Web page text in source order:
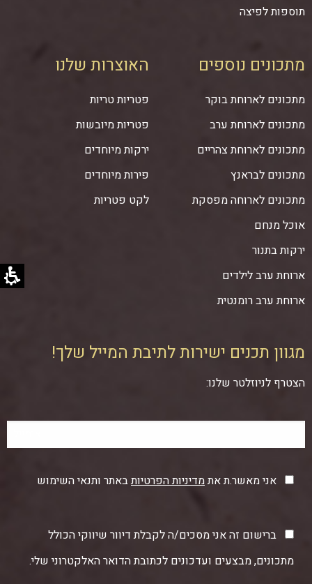
תוספות לפיצה
מתכונים נוספים
מתכונים לארוחת בוקר
מתכונים לארוחת ערב
מתכונים לארוחת צהריים
מתכונים לבראנץ
מתכונים לארוחה מפסקת
אוכל מנחם
ירקות בתנור
ארוחת ערב לילדים
ארוחת ערב רומנטית
האוצרות שלנו
פטריות טריות
פטריות מיובשות
ירקות מיוחדים
פירות מיוחדים
לקט פטריות
מגוון תכנים ישירות לתיבת המייל שלך!
הצטרף לניוזלטר שלנו:
אני מאשר.ת אתמדיניות הפרטיותבאתר ותנאי השימוש
ברישום זה אני מסכים/ה לקבלת דיוור שיווקי הכולל
מתכונים, מבצעים ועדכונים לכתובת הדואר האלקטרוני שלי.